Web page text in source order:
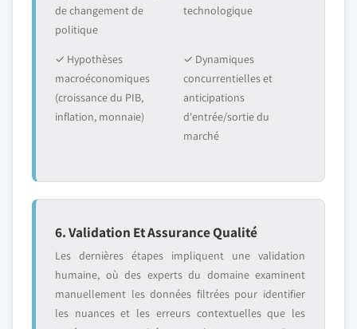
de changement de
politique
technologique
✓ Hypothèses
macroéconomiques
(croissance du PIB,
inflation, monnaie)
✓ Dynamiques
concurrentielles et
anticipations
d'entrée/sortie du
marché
6. Validation Et Assurance Qualité
Les dernières étapes impliquent une validation
humaine, où des experts du domaine examinent
manuellement les données filtrées pour identifier
les nuances et les erreurs contextuelles que les